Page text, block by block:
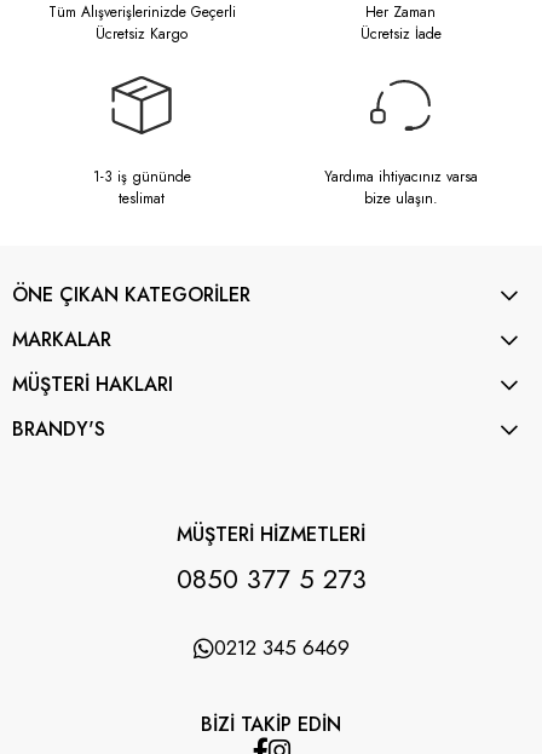
Tüm Alışverişlerinizde Geçerli
Ücretsiz Kargo
Her Zaman
Ücretsiz İade
1-3 iş gününde
teslimat
Yardıma ihtiyacınız varsa
bize ulaşın.
ÖNE ÇIKAN KATEGORİLER
MARKALAR
MÜŞTERİ HAKLARI
BRANDY'S
MÜŞTERİ HİZMETLERİ
0850 377 5 273
0212 345 6469
BİZİ TAKİP EDİN